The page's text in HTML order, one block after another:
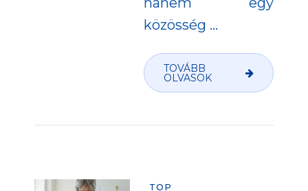
közösség …
TOVÁBB
OLVASOK
TOP